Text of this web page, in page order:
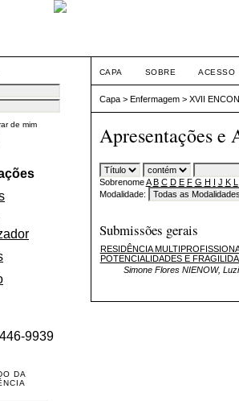
de mim
9939
DA
CAPA SOBRE ACESSO
Capa> Enfermagem> XVII
Apresentações e
SobrenomeA B C D E F G H I J K L
Modalidade:
Submissões gerais
RESIDÊNCIA
POTENCIALIDADES E
Simone Flores NIENOW,